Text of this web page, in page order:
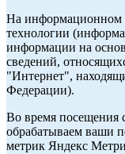
На информационном
технологии
информации на
сведений,
"Интернет",
Федерации).
Во время посещения
обрабатываем ваши
метрик Яндекс